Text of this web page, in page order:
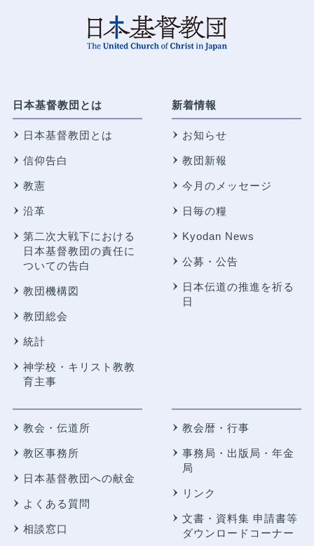
日本基督教団とは
日本基督教団とは
信仰告白
教憲
沿革
第二次大戦下における
日本基督教団の責任に
ついての告白
教団機構図
教団総会
統計
神学校・キリスト教教
育主事
新着情報
お知らせ
教団新報
今月のメッセージ
日毎の糧
Kyodan News
公募・公告
日本伝道の推進を祈る
日
教会・伝道所
教区事務所
日本基督教団への献金
よくある質問
相談窓口
教会暦・行事
事務局・出版局・年金
局
リンク
文書・資料集 申請書等
ダウンロードコーナー